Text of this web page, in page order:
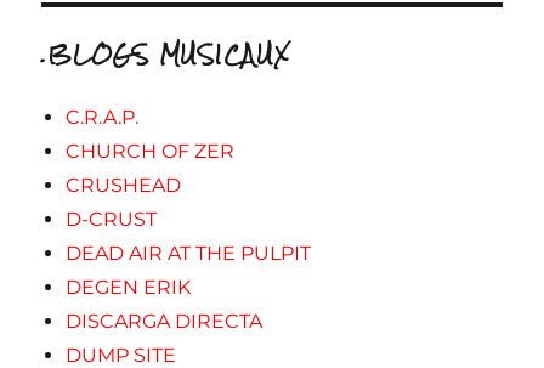
.BLOGS MUSICAUX
C.R.A.P.
CHURCH OF ZER
CRUSHEAD
D-CRUST
DEAD AIR AT THE PULPIT
DEGEN ERIK
DISCARGA DIRECTA
DUMP SITE